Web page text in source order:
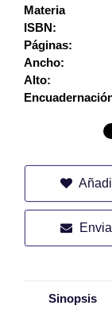
Materia
ISBN:
Páginas:
Ancho:
Alto:
Sinopsis